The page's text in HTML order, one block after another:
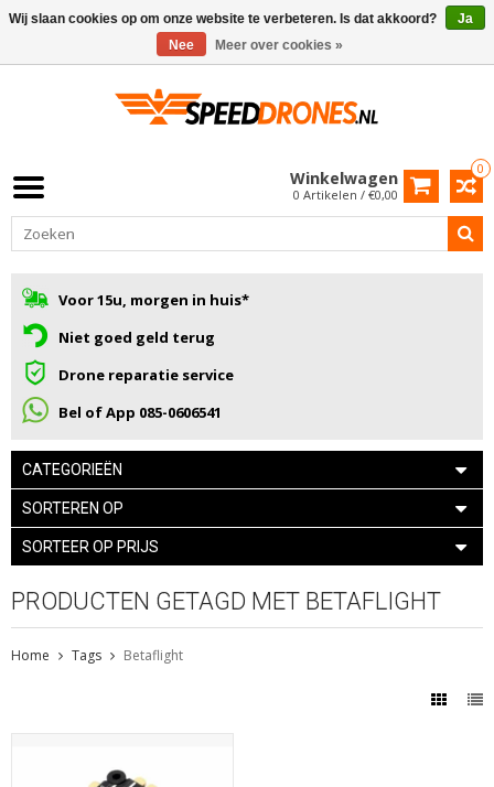
0
Winkelwagen
0 Artikelen / €0,00
Voor 15u, morgen in huis*
Niet goed geld terug
Drone reparatie service
Bel of App 085-0606541
CATEGORIEËN
SORTEREN OP
SORTEER OP PRIJS
PRODUCTEN GETAGD MET BETAFLIGHT
Home Tags Betaflight
Wij slaan cookies op om onze website te verbeteren. Is dat akkoord?
Ja
Nee
Meer over cookies »